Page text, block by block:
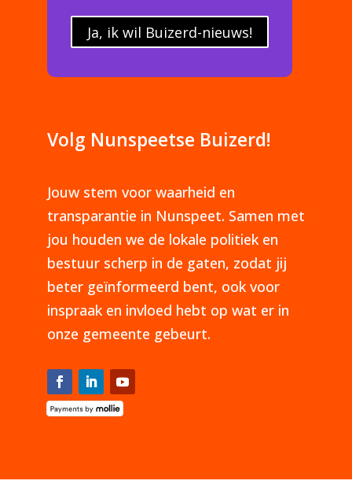
Ja, ik wil Buizerd-nieuws!
Volg Nunspeetse Buizerd!
Jouw stem voor waarheid en
transparantie in Nunspeet. Samen met
jou houden we de lokale politiek en
bestuur scherp in de gaten, zodat jij
beter geïnformeerd bent, ook voor
inspraak en invloed hebt op wat er in
onze gemeente gebeurt.